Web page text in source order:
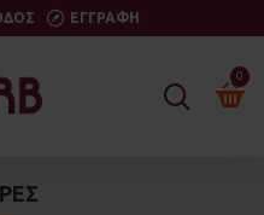
ΕΓΓΡΑΦΗ
0